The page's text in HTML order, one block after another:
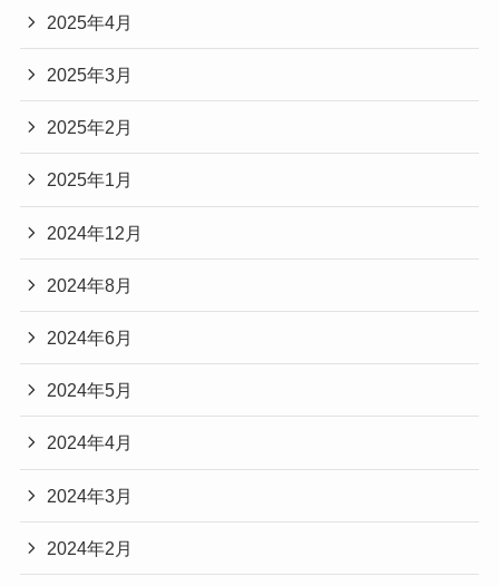
2025年4月
2025年3月
2025年2月
2025年1月
2024年12月
2024年8月
2024年6月
2024年5月
2024年4月
2024年3月
2024年2月